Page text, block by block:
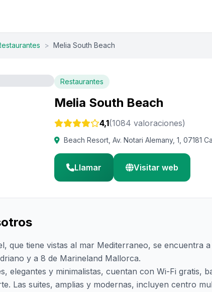
> Melia South Beach
Restaurantes
Melia South Beach
4,1(1084 valoraciones)
Beach Resort, Av. Notari Alemany, 1, 07181
Llamar Visitar web
que tiene vistas al mar Mediterraneo, se encuentra
y a 8 de Marineland Mallorca.
elegantes y minimalistas, cuentan con Wi-Fi gratis,
Las suites, amplias y modernas, incluyen centro